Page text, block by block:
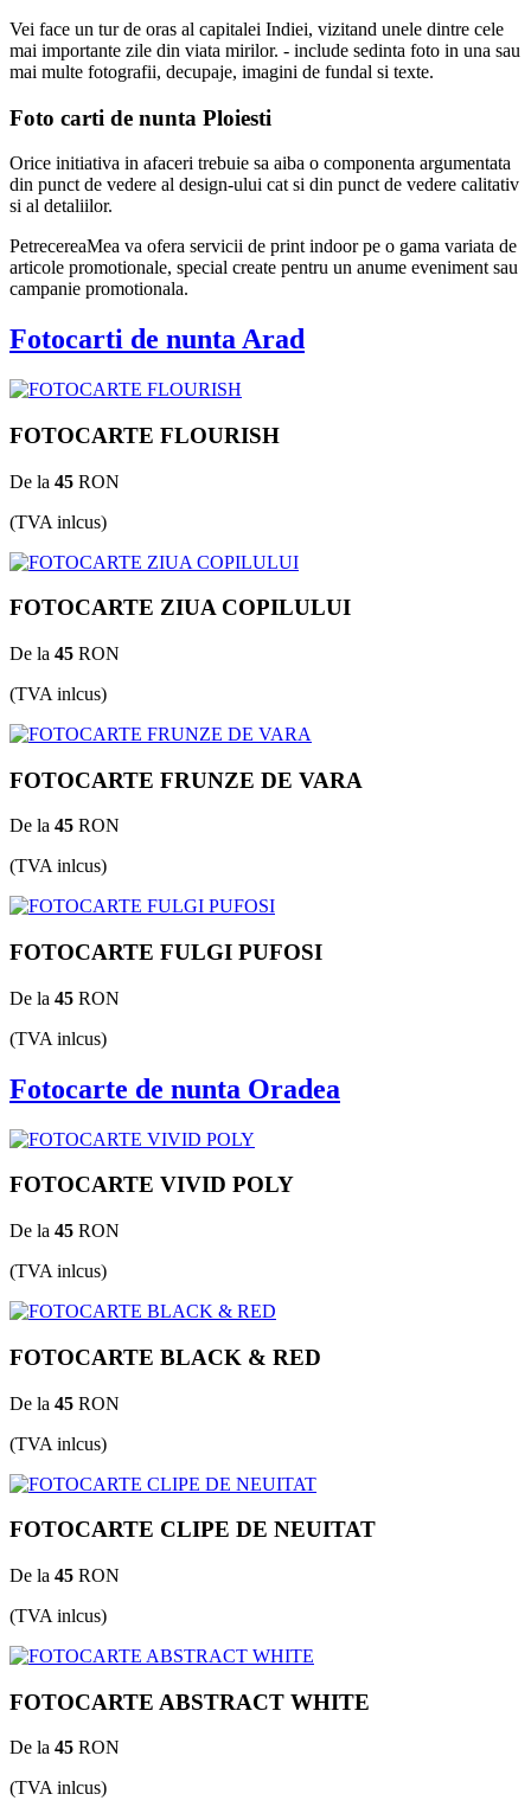
Vei face un tur de oras al capitalei Indiei, vizitand unele dintre cele
mai importante zile din viata mirilor. - include sedinta foto in una sau
mai multe fotografii, decupaje, imagini de fundal si texte.
Foto carti de nunta Ploiesti
Orice initiativa in afaceri trebuie sa aiba o componenta argumentata
din punct de vedere al design-ului cat si din punct de vedere calitativ
si al detaliilor.
PetrecereaMea va ofera servicii de print indoor pe o gama variata de
articole promotionale, special create pentru un anume eveniment sau
campanie promotionala.
Fotocarti de nunta Arad
FOTOCARTE FLOURISH
De la 45 RON
(TVA inlcus)
FOTOCARTE ZIUA COPILULUI
De la 45 RON
(TVA inlcus)
FOTOCARTE FRUNZE DE VARA
De la 45 RON
(TVA inlcus)
FOTOCARTE FULGI PUFOSI
De la 45 RON
(TVA inlcus)
Fotocarte de nunta Oradea
FOTOCARTE VIVID POLY
De la 45 RON
(TVA inlcus)
FOTOCARTE BLACK & RED
De la 45 RON
(TVA inlcus)
FOTOCARTE CLIPE DE NEUITAT
De la 45 RON
(TVA inlcus)
FOTOCARTE ABSTRACT WHITE
De la 45 RON
(TVA inlcus)